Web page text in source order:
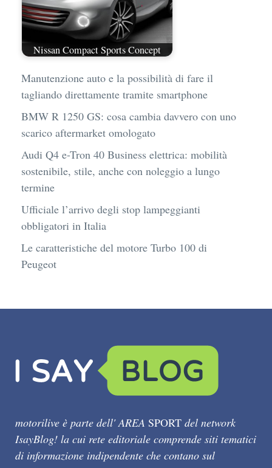
Nissan Compact Sports Concept
Manutenzione auto e la possibilità di fare il
tagliando direttamente tramite smartphone
BMW R 1250 GS: cosa cambia davvero con uno
scarico aftermarket omologato
Audi Q4 e-Tron 40 Business elettrica: mobilità
sostenibile, stile, anche con noleggio a lungo
termine
Ufficiale l’arrivo degli stop lampeggianti
obbligatori in Italia
Le caratteristiche del motore Turbo 100 di
Peugeot
motorilive è parte dell' AREA SPORT del network
IsayBlog! la cui rete editoriale comprende siti tematici
di informazione indipendente che contano sul